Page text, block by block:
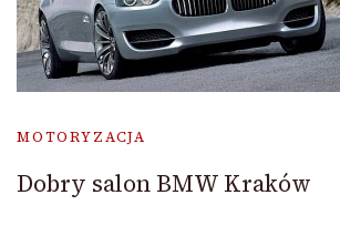
MOTORYZACJA
Dobry salon BMW Kraków